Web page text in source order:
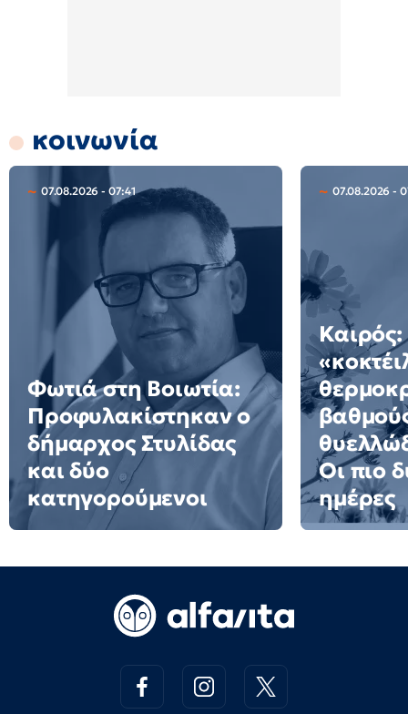
κοινωνία
07.08.2026 - 07:41
Φωτιά στη Βοιωτία:
Προφυλακίστηκαν ο
δήμαρχος Στυλίδας
και δύο
κατηγορούμενοι
07.08.2026 -
Καιρός:
Οι πιο
ημέρες